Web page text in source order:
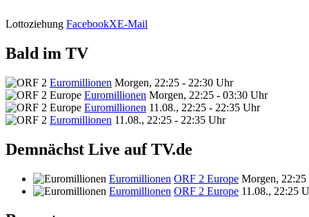
Lottoziehung FacebookXE-Mail
Bald im TV
Euromillionen Morgen, 22:25 - 22:30 Uhr
Euromillionen Morgen, 22:25 - 03:30 Uhr
Euromillionen 11.08., 22:25 - 22:35 Uhr
Euromillionen 11.08., 22:25 - 22:35 Uhr
Demnächst Live auf TV.de
Euromillionen ORF 2 Europe Morgen,
Euromillionen ORF 2 Europe 11.08., 22:25